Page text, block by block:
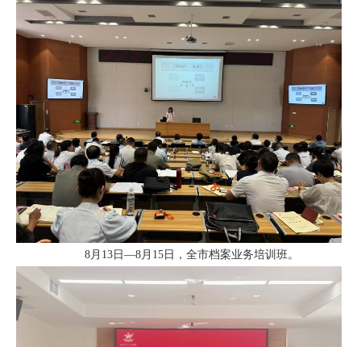
8月13日—8月15日，全市档案业务培训班。